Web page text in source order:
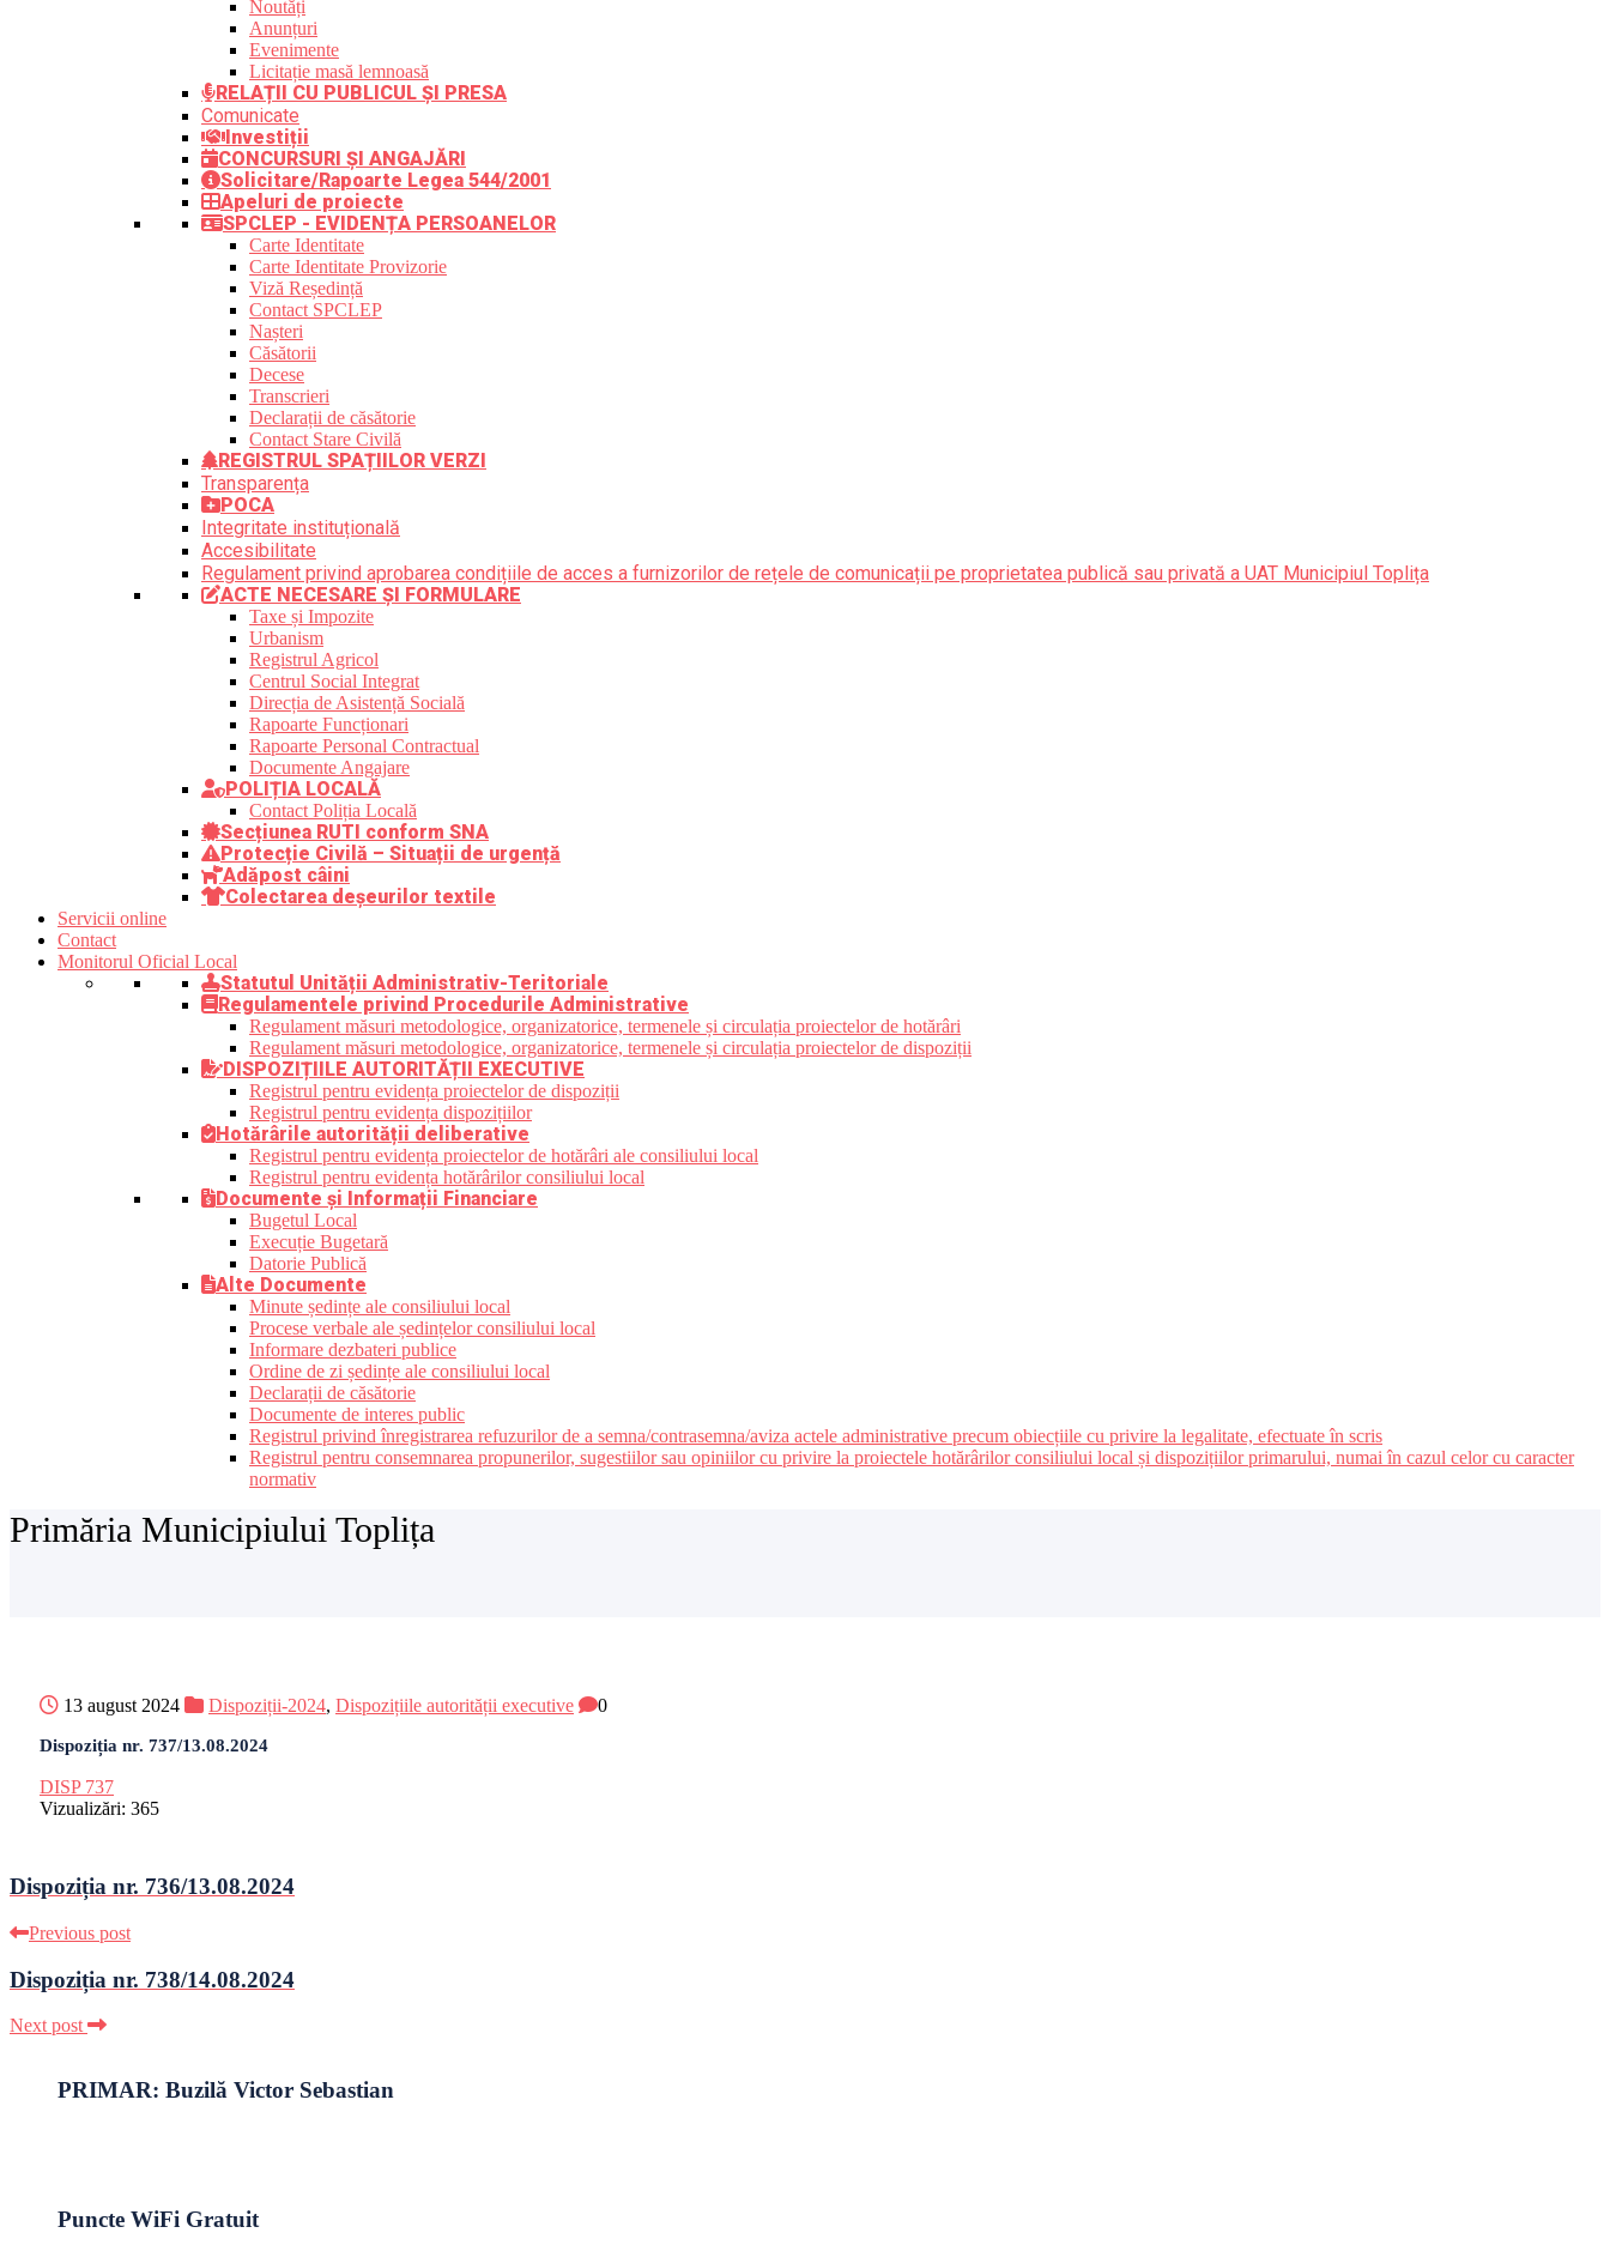
Noutăți
Anunțuri
Evenimente
Licitație masă lemnoasă
RELAȚII CU PUBLICUL ȘI PRESA
Comunicate
Investiții
CONCURSURI ȘI ANGAJĂRI
Solicitare/Rapoarte Legea 544/2001
Apeluri de proiecte
SPCLEP - EVIDENȚA PERSOANELOR
Carte Identitate
Carte Identitate Provizorie
Viză Reședință
Contact SPCLEP
Nașteri
Căsătorii
Decese
Transcrieri
Declarații de căsătorie
Contact Stare Civilă
REGISTRUL SPAȚIILOR VERZI
Transparența
POCA
Integritate instituțională
Accesibilitate
Regulament privind aprobarea condițiile de acces a furnizorilor de rețele de comunicații pe proprietatea publică sau privată a UAT Municipiul Toplița
ACTE NECESARE ȘI FORMULARE
Taxe și Impozite
Urbanism
Registrul Agricol
Centrul Social Integrat
Direcția de Asistență Socială
Rapoarte Funcționari
Rapoarte Personal Contractual
Documente Angajare
POLIȚIA LOCALĂ
Contact Poliția Locală
Secțiunea RUTI conform SNA
Protecție Civilă – Situații de urgență
Adăpost câini
Colectarea deșeurilor textile
Servicii online
Contact
Monitorul Oficial Local
Statutul Unității Administrativ-Teritoriale
Regulamentele privind Procedurile Administrative
Regulament măsuri metodologice, organizatorice, termenele și circulația proiectelor de hotărâri
Regulament măsuri metodologice, organizatorice, termenele și circulația proiectelor de dispoziții
DISPOZIȚIILE AUTORITĂȚII EXECUTIVE
Registrul pentru evidența proiectelor de dispoziții
Registrul pentru evidența dispozițiilor
Hotărârile autorității deliberative
Registrul pentru evidența proiectelor de hotărâri ale consiliului local
Registrul pentru evidența hotărârilor consiliului local
Documente și Informații Financiare
Bugetul Local
Execuție Bugetară
Datorie Publică
Alte Documente
Minute ședințe ale consiliului local
Procese verbale ale ședințelor consiliului local
Informare dezbateri publice
Ordine de zi ședințe ale consiliului local
Declarații de căsătorie
Documente de interes public
Registrul privind înregistrarea refuzurilor de a semna/contrasemna/aviza actele administrative precum obiecțiile cu privire la legalitate, efectuate în scris
Registrul pentru consemnarea propunerilor, sugestiilor sau opiniilor cu privire la proiectele hotărârilor consiliului local și dispozițiilor primarului, numai în cazul celor cu caracter
normativ
Primăria Municipiului Toplița
13 august 2024 Dispoziții-2024, Dispozițiile autorității executive 0
Dispoziția nr. 737/13.08.2024
DISP 737
Vizualizări: 365
Dispoziția nr. 736/13.08.2024
Previous post
Dispoziția nr. 738/14.08.2024
Next post
PRIMAR: Buzilă Victor Sebastian
Puncte WiFi Gratuit